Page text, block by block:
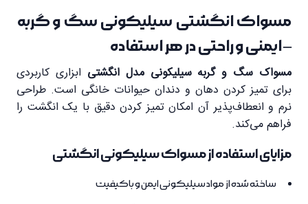
مسواک انگشتی سیلیکونی سگ و گربه
– ایمنی و راحتی در هر استفاده
مسواک سگ و گربه سیلیکونی مدل انگشتی ابزاری کاربردی
برای تمیز کردن دهان و دندان حیوانات خانگی است. طراحی
نرم و انعطاف‌پذیر آن امکان تمیز کردن دقیق با یک انگشت را
فراهم می‌کند.
مزایای استفاده از مسواک سیلیکونی انگشتی
ساخته شده از مواد سیلیکونی ایمن و باکیفیت